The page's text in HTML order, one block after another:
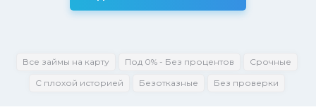
Все займы на карту Под 0% - Без процентов
Срочные
С плохой историей
Безотказные Без проверки